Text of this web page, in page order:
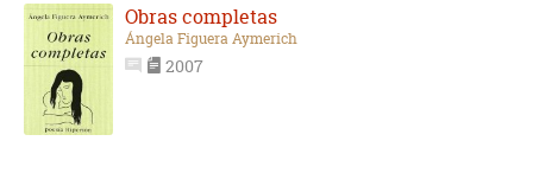
Obras completas
Ángela Figuera Aymerich
2007